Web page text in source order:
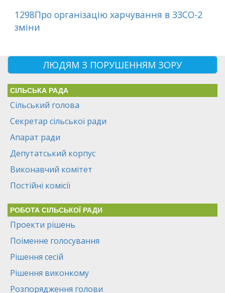
1298Про організацію харчування в ЗЗСО-2
зміни
ЛЮДЯМ З ПОРУШЕННЯМ ЗОРУ
СІЛЬСЬКА РАДА
Сільський голова
Секретар сільської ради
Апарат ради
Депутатський корпус
Виконавчий комітет
Постійні комісії
РОБОТА СІЛЬСЬКОЇ РАДИ
Проекти рішень
Поіменне голосування
Рішення сесій
Рішення виконкому
Розпорядження голови